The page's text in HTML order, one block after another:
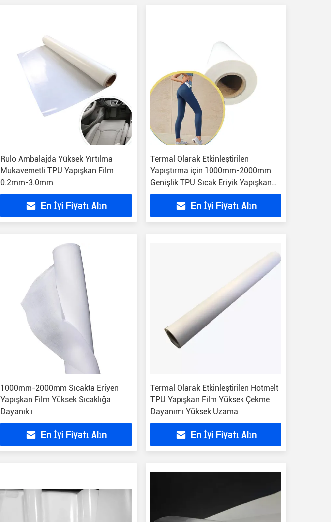
Rulo Ambalajda Yüksek Yırtılma
Mukavemetli TPU Yapışkan Film
0.2mm-3.0mm
En İyi Fiyatı Alın
Termal Olarak Etkinleştirilen
Yapıştırma için 1000mm-2000mm
Genişlik TPU Sıcak Eriyik Yapışkan
Film
En İyi Fiyatı Alın
1000mm-2000mm Sıcakta Eriyen
Yapışkan Film Yüksek Sıcaklığa
Dayanıklı
En İyi Fiyatı Alın
Termal Olarak Etkinleştirilen Hotmelt
TPU Yapışkan Film Yüksek Çekme
Dayanımı Yüksek Uzama
En İyi Fiyatı Alın